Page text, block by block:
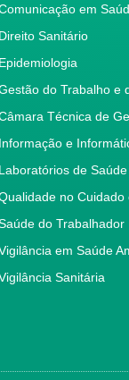
em
Direito Sanitário
Epidemiologia
do Trabalho e
Técnica de
Informação e
Laboratórios de
no
do Trabalhador
em Saúde
Sanitária